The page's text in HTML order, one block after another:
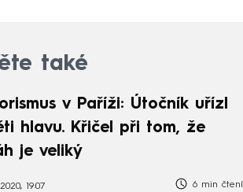
také
v Paříži: Útočník uřízl
hlavu. Křičel při tom, že
je veliký
19:07 6 min čtení